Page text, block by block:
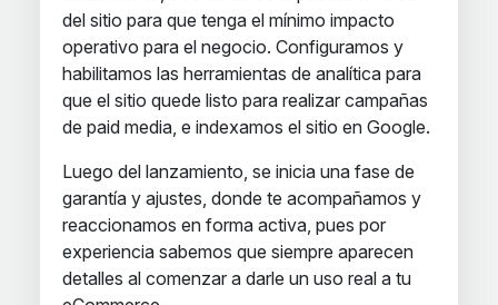
del sitio para que tenga el mínimo impacto
operativo para el negocio. Configuramos y
habilitamos las herramientas de analítica para
que el sitio quede listo para realizar campañas
de paid media, e indexamos el sitio en Google.
Luego del lanzamiento, se inicia una fase de
garantía y ajustes, donde te acompañamos y
reaccionamos en forma activa, pues por
experiencia sabemos que siempre aparecen
detalles al comenzar a darle un uso real a tu